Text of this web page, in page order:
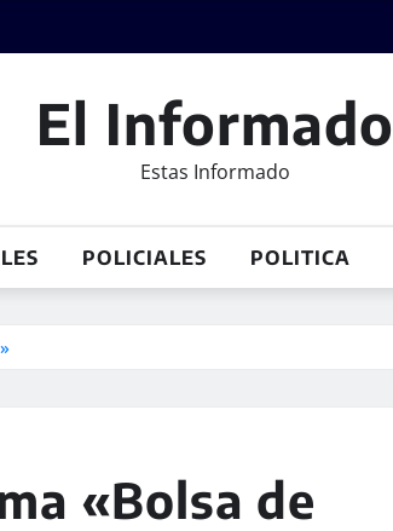
El Informado
Estas Informado
POLICIALES POLITICA
«Bolsa de